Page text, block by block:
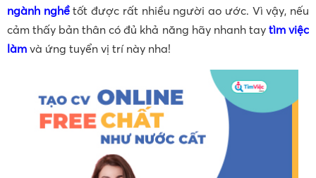
ngành nghềtốt được rất nhiều người ao ước. Vì vậy, nếu
cảm thấy bản thân có đủ khả năng hãy nhanh tay tìm việc
làm và ứng tuyển vị trí này nha!